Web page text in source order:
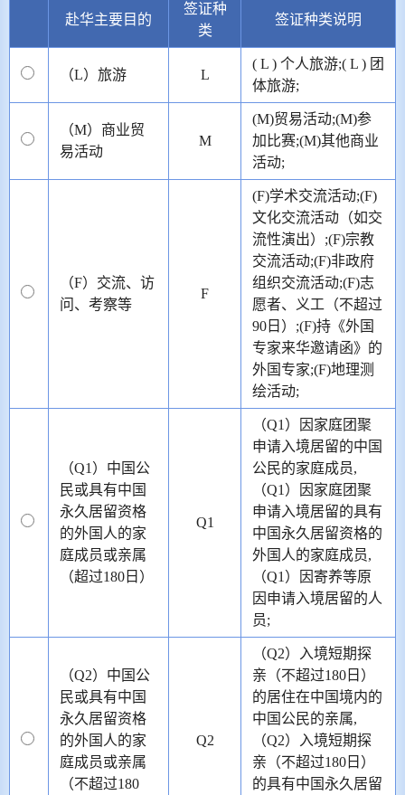
赴华主要目的
签证种
类
签证种类说明
（L）旅游 L
( L ) 个人旅游;( L ) 团
体旅游;
（M）商业贸
易活动
M
(M)贸易活动;(M)参
加比赛;(M)其他商业
活动;
（F）交流、访
问、考察等
F
(F)学术交流活动;(F)
文化交流活动（如交
流性演出）;(F)宗教
交流活动;(F)非政府
组织交流活动;(F)志
愿者、义工（不超过
90日）;(F)持《外国
专家来华邀请函》的
外国专家;(F)地理测
绘活动;
（Q1）中国公
民或具有中国
永久居留资格
的外国人的家
庭成员或亲属
（超过180日）
Q1
（Q1）因家庭团聚
申请入境居留的中国
公民的家庭成员,
（Q1）因家庭团聚
申请入境居留的具有
中国永久居留资格的
外国人的家庭成员,
（Q1）因寄养等原
因申请入境居留的人
员;
（Q2）中国公
民或具有中国
永久居留资格
的外国人的家
庭成员或亲属
（不超过180
Q2
（Q2）入境短期探
亲（不超过180日）
的居住在中国境内的
中国公民的亲属,
（Q2）入境短期探
亲（不超过180日）
的具有中国永久居留